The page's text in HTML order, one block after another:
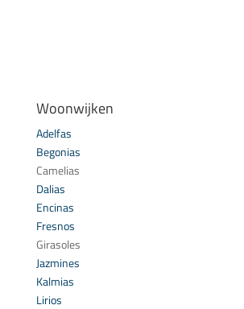
Woonwijken
Adelfas
Begonias
Camelias
Dalias
Encinas
Fresnos
Girasoles
Jazmines
Kalmias
Lirios